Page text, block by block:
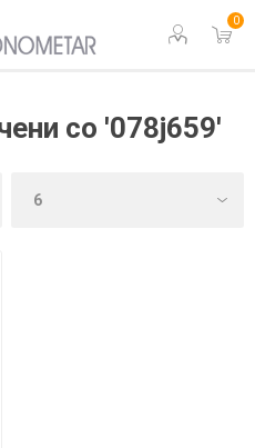
0
со '078j659'